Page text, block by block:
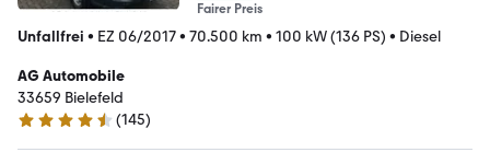
Fairer Preis
Unfallfrei • EZ 06/2017• 70.500 km • 100 kW (136 PS) • Diesel
AG Automobile
33659 Bielefeld
4.4 Sterne
(145)